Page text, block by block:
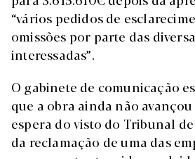
“vários pedidos de
omissões por parte das
interessadas”.
O gabinete de comunicação
que a obra ainda não
espera do visto do Tribunal
da reclamação de uma das